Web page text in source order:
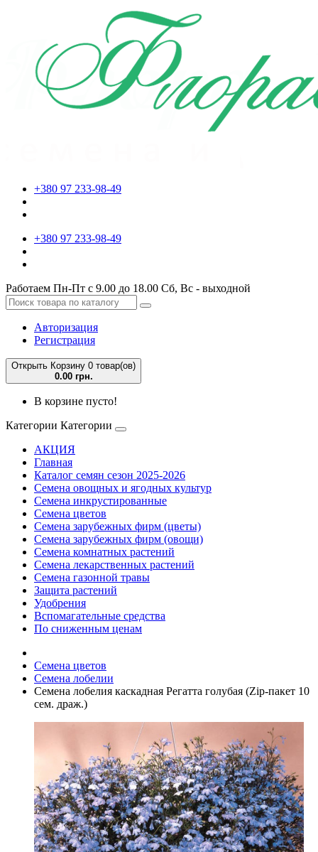
+380 97 233-98-49
+380 97 233-98-49
Работаем Пн-Пт с 9.00 до 18.00 Сб, Вс - выходной
Авторизация
Регистрация
Открыть Корзину 0 товар(ов)
0.00 грн.
В корзине пусто!
Категории Категории
АКЦИЯ
Главная
Каталог семян сезон 2025-2026
Семена овощных и ягодных культур
Семена инкрустированные
Семена цветов
Семена зарубежных фирм (цветы)
Семена зарубежных фирм (овощи)
Семена комнатных растений
Семена лекарственных растений
Семена газонной травы
Защита растений
Удобрения
Вспомагательные средства
По сниженным ценам
Семена цветов
Семена лобелии
Семена лобелия каскадная Регатта голубая (Zip-пакет 10
сем. драж.)